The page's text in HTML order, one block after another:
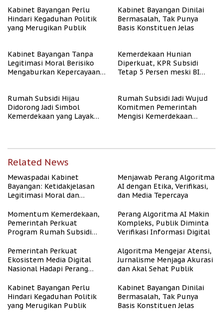
Kabinet Bayangan Perlu
Hindari Kegaduhan Politik
yang Merugikan Publik
Kabinet Bayangan Dinilai
Bermasalah, Tak Punya
Basis Konstituen Jelas
Kabinet Bayangan Tanpa
Legitimasi Moral Berisiko
Mengaburkan Kepercayaan
Kemerdekaan Hunian
Diperkuat, KPR Subsidi
Tetap 5 Persen meski BI
Rumah Subsidi Hijau
Didorong Jadi Simbol
Kemerdekaan yang Layak
Rumah Subsidi Jadi Wujud
Komitmen Pemerintah
Mengisi Kemerdekaan
Related News
Mewaspadai Kabinet
Bayangan: Ketidakjelasan
Legitimasi Moral dan
Menjawab Perang Algoritma
AI dengan Etika, Verifikasi,
dan Media Tepercaya
Momentum Kemerdekaan,
Pemerintah Perkuat
Program Rumah Subsidi
Berpenghasilan Rendah
Perang Algoritma AI Makin
Kompleks, Publik Diminta
Verifikasi Informasi Digital
Pemerintah Perkuat
Ekosistem Media Digital
Nasional Hadapi Perang
Algoritma Mengejar Atensi,
Jurnalisme Menjaga Akurasi
dan Akal Sehat Publik
Kabinet Bayangan Perlu
Hindari Kegaduhan Politik
yang Merugikan Publik
Kabinet Bayangan Dinilai
Bermasalah, Tak Punya
Basis Konstituen Jelas